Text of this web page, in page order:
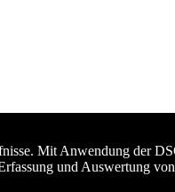
Mit Anwendung der
und Auswertung